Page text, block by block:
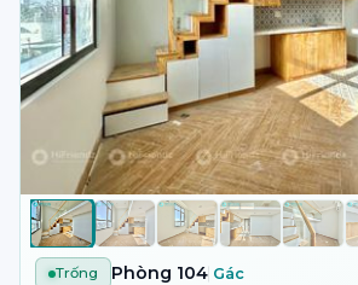
Trống Phòng 104 Gác